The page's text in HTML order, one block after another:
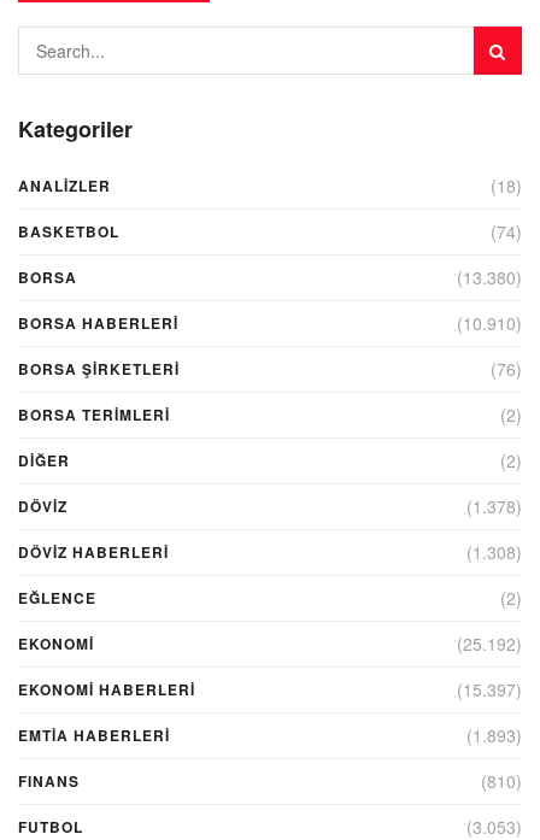
Kategoriler
ANALIZLER (18)
BASKETBOL (74)
BORSA (13.380)
BORSA HABERLERI (10.910)
BORSA ŞIRKETLERI (76)
BORSA TERIMLERI (2)
DIĞER (2)
DÖVİZ (1.378)
DÖVIZ HABERLERI (1.308)
EĞLENCE (2)
EKONOMİ (25.192)
EKONOMI HABERLERI (15.397)
EMTIA HABERLERI (1.893)
FINANS (810)
FUTBOL (3.053)